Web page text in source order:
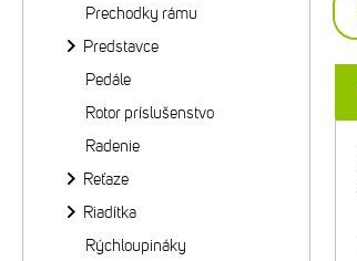
Prechodky rámu
Predstavce
Pedále
Rotor príslušenstvo
Radenie
Reťaze
Riadítka
Rýchloupináky